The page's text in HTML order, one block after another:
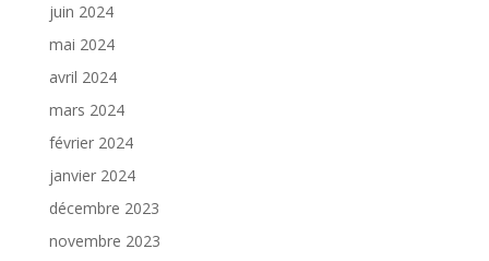
juin 2024
mai 2024
avril 2024
mars 2024
février 2024
janvier 2024
décembre 2023
novembre 2023